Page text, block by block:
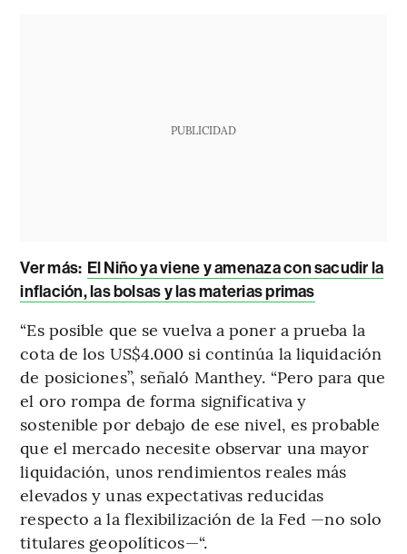
PUBLICIDAD
Ver más: El Niño ya viene y amenaza con sacudir la
inflación, las bolsas y las materias primas
“Es posible que se vuelva a poner a prueba la
cota de los US$4.000 si continúa la liquidación
de posiciones”, señaló Manthey. “Pero para que
el oro rompa de forma significativa y
sostenible por debajo de ese nivel, es probable
que el mercado necesite observar una mayor
liquidación, unos rendimientos reales más
elevados y unas expectativas reducidas
respecto a la flexibilización de la Fed —no solo
titulares geopolíticos—“.